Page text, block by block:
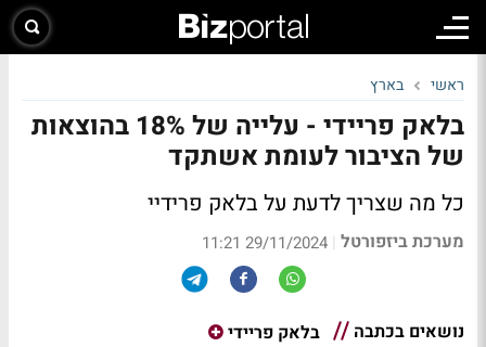
ראשי בארץ
בלאק פריידי - עלייה של 18% בהוצאות
של הציבור לעומת אשתקד
כל מה שצריך לדעת על בלאק פרידיי
מערכת ביזפורטל |
29/11/2024 11:21
נושאים בכתבה בלאק פריידי